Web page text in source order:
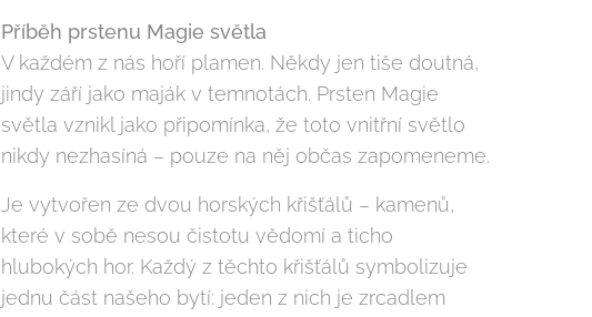
Příběh prstenu Magie světla
V každém z nás hoří plamen. Někdy jen tiše doutná,
jindy září jako maják v temnotách. Prsten Magie
světla vznikl jako připomínka, že toto vnitřní světlo
nikdy nezhasíná – pouze na něj občas zapomeneme.
Je vytvořen ze dvou horských křišťálů – kamenů,
které v sobě nesou čistotu vědomí a ticho
hlubokých hor. Každý z těchto křišťálů symbolizuje
jednu část našeho bytí: jeden z nich je zrcadlem